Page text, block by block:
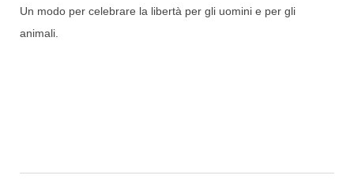
Un modo per celebrare la libertà per gli uomini e per gli
animali.